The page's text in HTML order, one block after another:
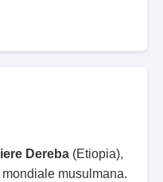
Dereba (Etiopia),
musulmana.